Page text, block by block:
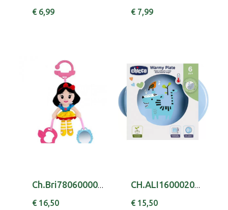
€ 6,99 € 7,99
Ch.Bri7806000000 Branca Neve Clip Go
€ 16,50
CH.ALI16000200000 PRATO TERM BOY 6M+
€ 15,50